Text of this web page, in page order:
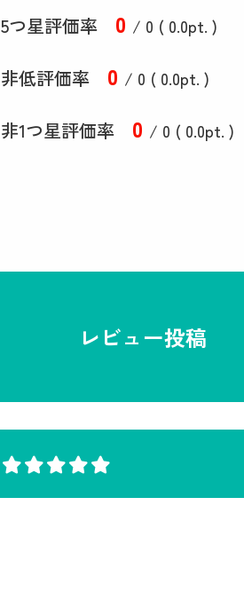
5つ星評価率 0 / 0 ( 0.0pt. )
非低評価率 0 / 0 ( 0.0pt. )
非1つ星評価率 0 / 0 ( 0.0pt. )
レビュー投稿